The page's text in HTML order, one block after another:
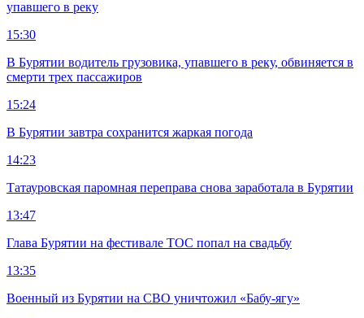
упавшего в реку
15:30
В Бурятии водитель грузовика, упавшего в реку, обвиняется в
смерти трех пассажиров
15:24
В Бурятии завтра сохранится жаркая погода
14:23
Татауровская паромная переправа снова заработала в Бурятии
13:47
Глава Бурятии на фестивале ТОС попал на свадьбу
13:35
Военный из Бурятии на СВО уничтожил «Бабу-ягу»